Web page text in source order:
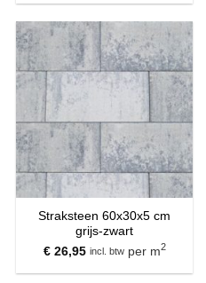
Straksteen 60x30x5 cm
grijs-zwart
€26,95 incl. btwper m2